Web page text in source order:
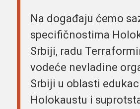
Na događaju ćemo
specifičnostima
Srbiji, radu
vodeće nevladine
Srbiji u oblasti
Holokaustu i